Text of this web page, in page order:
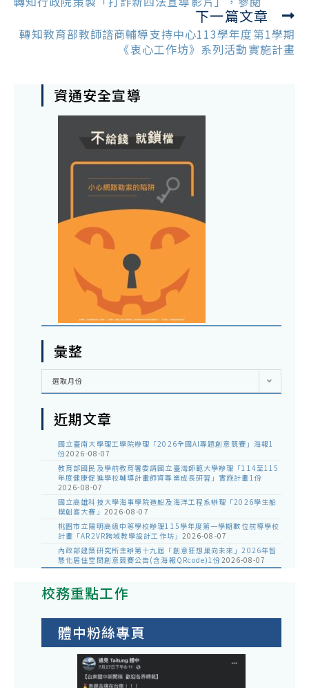
下一篇文章
轉知教育部教師諮商輔導支持中心113學年度第1學期
《衷心工作坊》系列活動實施計畫
資通安全宣導
彙整
彙
選取月份
近期文章
國立臺南大學理工學院辦理「2026全國AI專題創意競賽」海報1
份2026-08-07
教育部國民及學前教育署委請國立臺灣師範大學辦理「114至115
年度健康促進學校輔導計畫師資專業成長研習」實施計畫1份
2026-08-07
國立高雄科技大學海事學院造船及海洋工程系辦理「2026學生船
模創客大賽」 2026-08-07
桃園市立陽明高級中等學校辦理115學年度第一學期數位前導學校
計畫「AR2VR跨域教學設計工作坊」 2026-08-07
內政部建築研究所主辦第十九屆「創意狂想巢向未來」2026年智
慧化居住空間創意競賽公告(含海報QRcode)1份2026-08-07
校務重點工作
體中粉絲專頁